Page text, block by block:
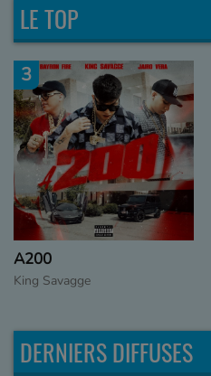
LE TOP
4
Que pasa ?
Dr. Yaro
DERNIERS DIFFUSES